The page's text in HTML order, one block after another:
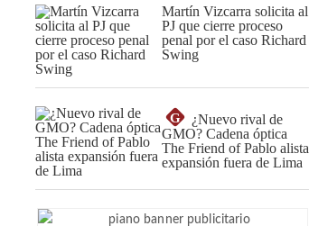
Martín Vizcarra solicita al
PJ que cierre proceso
penal por el caso Richard
Swing
G
¿Nuevo rival de
GMO? Cadena óptica
The Friend of Pablo alista
expansión fuera de Lima